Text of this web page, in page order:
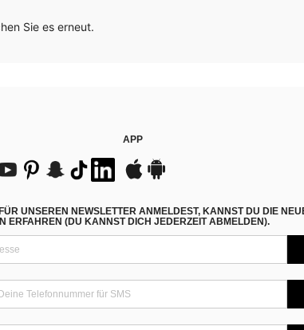
Sie es erneut.
APP
UNSEREN NEWSLETTER ANMELDEST, KANNST DU DIE
ERFAHREN (DU KANNST DICH JEDERZEIT ABMELDEN).